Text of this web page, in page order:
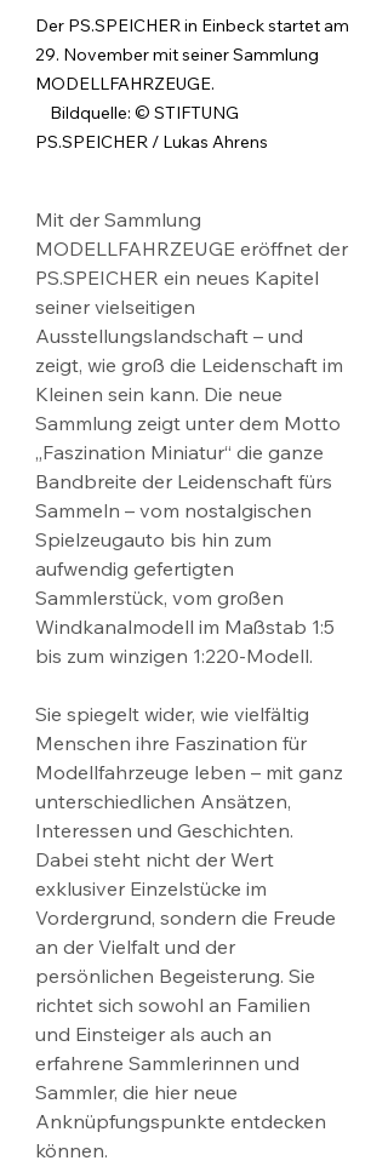
Der PS.SPEICHER in Einbeck startet am
29. November mit seiner Sammlung
MODELLFAHRZEUGE.
    Bildquelle: © STIFTUNG
PS.SPEICHER / Lukas Ahrens
Mit der Sammlung
MODELLFAHRZEUGE eröffnet der
PS.SPEICHER ein neues Kapitel
seiner vielseitigen
Ausstellungslandschaft – und
zeigt, wie groß die Leidenschaft im
Kleinen sein kann. Die neue
Sammlung zeigt unter dem Motto
„Faszination Miniatur“ die ganze
Bandbreite der Leidenschaft fürs
Sammeln – vom nostalgischen
Spielzeugauto bis hin zum
aufwendig gefertigten
Sammlerstück, vom großen
Windkanalmodell im Maßstab 1:5
bis zum winzigen 1:220-Modell.
Sie spiegelt wider, wie vielfältig
Menschen ihre Faszination für
Modellfahrzeuge leben – mit ganz
unterschiedlichen Ansätzen,
Interessen und Geschichten.
Dabei steht nicht der Wert
exklusiver Einzelstücke im
Vordergrund, sondern die Freude
an der Vielfalt und der
persönlichen Begeisterung. Sie
richtet sich sowohl an Familien
und Einsteiger als auch an
erfahrene Sammlerinnen und
Sammler, die hier neue
Anknüpfungspunkte entdecken
können.